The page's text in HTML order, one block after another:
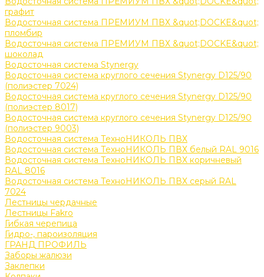
графит
Водосточная система ПРЕМИУМ ПВХ &quot;DOCKE&quot;
пломбир
Водосточная система ПРЕМИУМ ПВХ &quot;DOCKE&quot;
шоколад
Водосточная система Stynergy
Водосточная система круглого сечения Stynergy D125/90
(полиэстер 7024)
Водосточная система круглого сечения Stynergy D125/90
(полиэстер 8017)
Водосточная система круглого сечения Stynergy D125/90
(полиэстер 9003)
Водосточная система ТехноНИКОЛЬ ПВХ
Водосточная система ТехноНИКОЛЬ ПВХ белый RAL 9016
Водосточная система ТехноНИКОЛЬ ПВХ коричневый
RAL 8016
Водосточная система ТехноНИКОЛЬ ПВХ серый RAL
7024
Лестницы чердачные
Лестницы Fakro
Гибкая черепица
Гидро-, пароизоляция
ГРАНД ПРОФИЛЬ
Заборы жалюзи
Заклепки